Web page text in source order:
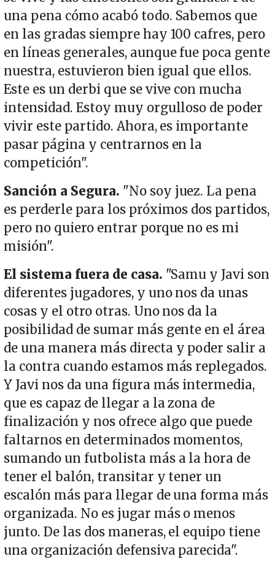
una pena cómo acabó todo. Sabemos que
en las gradas siempre hay 100 cafres, pero
en líneas generales, aunque fue poca gente
nuestra, estuvieron bien igual que ellos.
Este es un derbi que se vive con mucha
intensidad. Estoy muy orgulloso de poder
vivir este partido. Ahora, es importante
pasar página y centrarnos en la
competición".
Sanción a Segura. "No soy juez. La pena
es perderle para los próximos dos partidos,
pero no quiero entrar porque no es mi
misión".
El sistema fuera de casa. "Samu y Javi son
diferentes jugadores, y uno nos da unas
cosas y el otro otras. Uno nos da la
posibilidad de sumar más gente en el área
de una manera más directa y poder salir a
la contra cuando estamos más replegados.
Y Javi nos da una figura más intermedia,
que es capaz de llegar a la zona de
finalización y nos ofrece algo que puede
faltarnos en determinados momentos,
sumando un futbolista más a la hora de
tener el balón, transitar y tener un
escalón más para llegar de una forma más
organizada. No es jugar más o menos
junto. De las dos maneras, el equipo tiene
una organización defensiva parecida".